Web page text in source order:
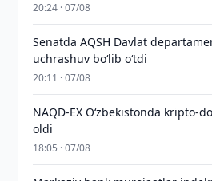
20:24 · 07/08
Senatda AQSH Davlat
uchrashuv boʻlib oʻtdi
20:11 · 07/08
NAQD-EX O‘zbekistonda kripto-
oldi
18:05 · 07/08